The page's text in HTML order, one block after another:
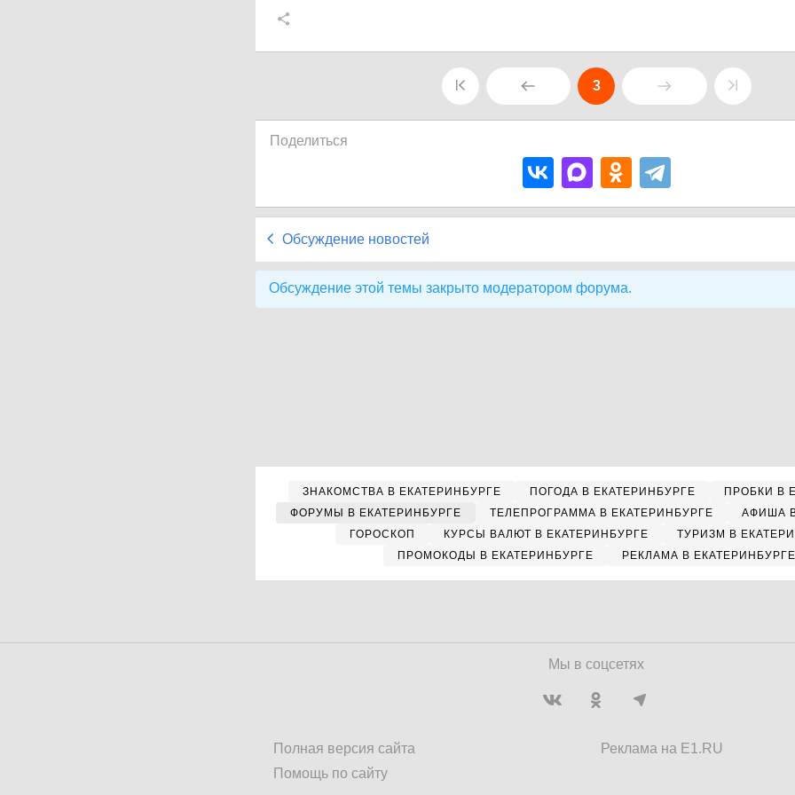
3
Поделиться
Обсуждение новостей
Обсуждение этой темы закрыто модератором форума.
ЗНАКОМСТВА В ЕКАТЕРИНБУРГЕ ПОГОДА В ЕКАТЕРИНБУРГЕ
ПРОБКИ В
ФОРУМЫ В ЕКАТЕРИНБУРГЕ
ТЕЛЕПРОГРАММА В ЕКАТЕРИНБУРГЕ
АФИША
ГОРОСКОП
КУРСЫ ВАЛЮТ В ЕКАТЕРИНБУРГЕ
ТУРИЗМ В
ПРОМОКОДЫ В ЕКАТЕРИНБУРГЕ
РЕКЛАМА В ЕКАТЕРИНБУРГЕ
Мы в соцсетях
Полная версия сайта
Помощь по сайту
Реклама на E1.RU